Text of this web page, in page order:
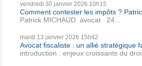
vendredi 30 janvier 2026 10h15
Comment contester les impôts ?
Patrick MICHAUD avocat 24...
mardi 13 janvier 2026 15h42
Avocat fiscaliste : un allié stratégique
introduction : enjeux croissants du